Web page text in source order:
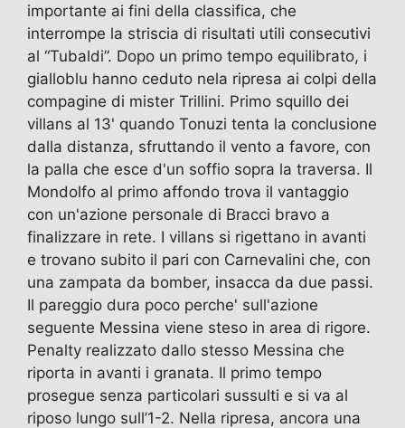
importante ai fini della classifica, che
interrompe la striscia di risultati utili consecutivi
al “Tubaldi”. Dopo un primo tempo equilibrato, i
gialloblu hanno ceduto nela ripresa ai colpi della
compagine di mister Trillini. Primo squillo dei
villans al 13' quando Tonuzi tenta la conclusione
dalla distanza, sfruttando il vento a favore, con
la palla che esce d'un soffio sopra la traversa. Il
Mondolfo al primo affondo trova il vantaggio
con un'azione personale di Bracci bravo a
finalizzare in rete. I villans si rigettano in avanti
e trovano subito il pari con Carnevalini che, con
una zampata da bomber, insacca da due passi.
Il pareggio dura poco perche' sull'azione
seguente Messina viene steso in area di rigore.
Penalty realizzato dallo stesso Messina che
riporta in avanti i granata. Il primo tempo
prosegue senza particolari sussulti e si va al
riposo lungo sull’1-2. Nella ripresa, ancora una